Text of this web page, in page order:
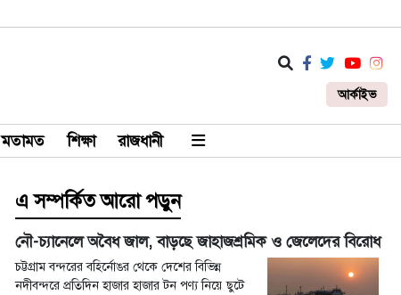
আর্কাইভ
মতামত শিক্ষা রাজধানী
এ সম্পর্কিত আরো পড়ুন
নৌ-চ্যানেলে অবৈধ জাল, বাড়ছে জাহাজশ্রমিক ও জেলেদের বিরোধ
চট্টগ্রাম বন্দরের বহির্নোঙর থেকে দেশের বিভিন্ন
নদীবন্দরে প্রতিদিন হাজার হাজার টন পণ্য নিয়ে ছুটে